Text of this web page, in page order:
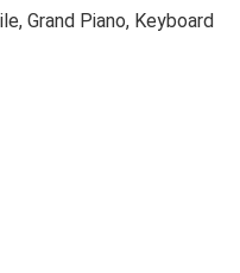
Grand Piano, Keyboard